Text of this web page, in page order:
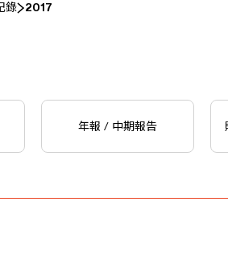
錄 2017
年報 / 中期報告